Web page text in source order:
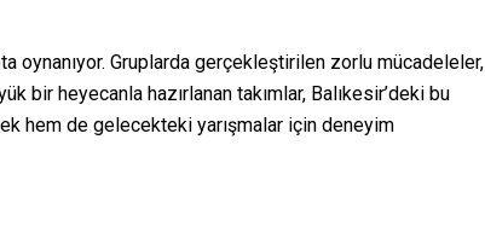
oynanıyor. Gruplarda gerçekleştirilen zorlu mücadeleler,
bir heyecanla hazırlanan takımlar, Balıkesir’deki bu
hem de gelecekteki yarışmalar için deneyim